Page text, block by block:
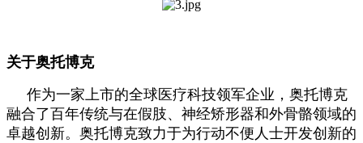
关于奥托博克
作为一家上市的全球医疗科技领军企业，奥托博克
融合了百年传统与在假肢、神经矫形器和外骨骼领域的
卓越创新。奥托博克致力于为行动不便人士开发创新的